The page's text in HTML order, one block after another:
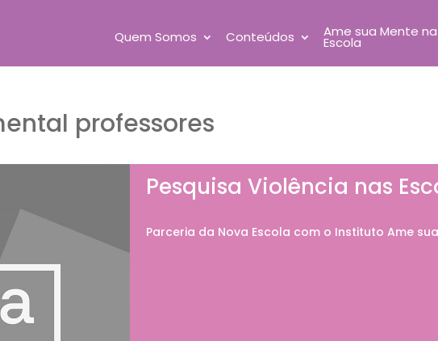
Quem Somos Conteúdos Ame sua Mente na
Escola
professores
Pesquisa Violência nas
Parceria da Nova Escola com o Instituto Ame